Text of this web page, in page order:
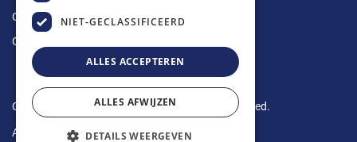
Contact
Offerte aanvragen
Copyright © 2024 Longin Service. All rights reserved.
Algemene voorwaarden -Privacy Policy
NIET-GECLASSIFICEERD
ALLES ACCEPTEREN
ALLES AFWIJZEN
DETAILS WEERGEVEN